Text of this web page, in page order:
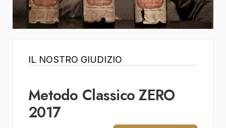
IL NOSTRO GIUDIZIO
Metodo Classico ZERO
2017